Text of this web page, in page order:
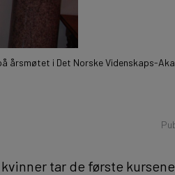
i Det Norske Videnskaps-
tar de første